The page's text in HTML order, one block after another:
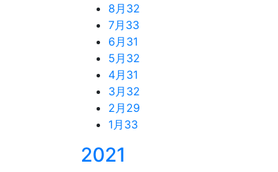
8月 32
7月 33
6月 31
5月 32
4月 31
3月 32
2月 29
1月 33
2021